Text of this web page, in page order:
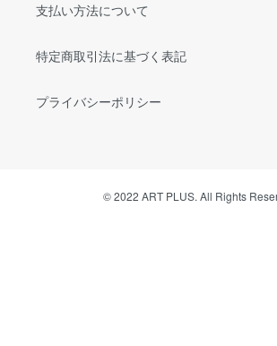
支払い方法について
特定商取引法に基づく表記
プライバシーポリシー
© 2022 ART PLUS. All Rights